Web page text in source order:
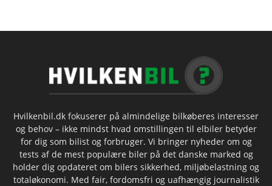
Hvilkenbil.dk fokuserer på almindelige bilkøberes interesser
og behov – ikke mindst hvad omstillingen til elbiler betyder
for dig som bilist og forbruger. Vi bringer nyheder om og
tests af de mest populære biler på det danske marked og
holder dig opdateret om bilers sikkerhed, miljøbelastning og
totaløkonomi. Med fair, fordomsfri og uafhængig journalistik